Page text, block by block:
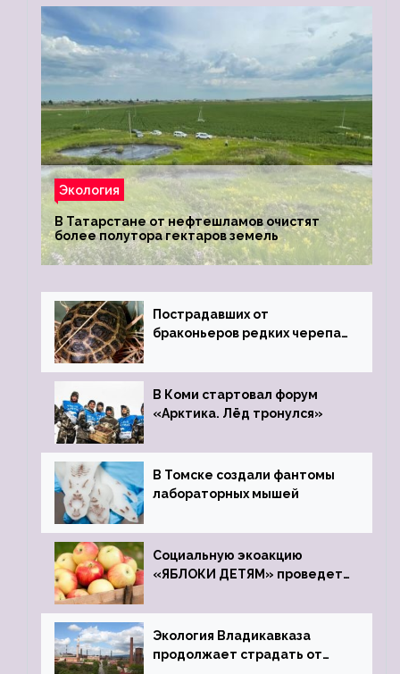
Экология
В Татарстане от нефтешламов очистят
более полутора гектаров земель
Пострадавших от
браконьеров редких черепах
зоопарк
В Коми стартовал форум
«Арктика. Лёд тронулся»
В Томске создали фантомы
лабораторных мышей
Социальную экоакцию
«ЯБЛОКИ ДЕТЯМ» проведет
Экология Владикавказа
продолжает страдать от